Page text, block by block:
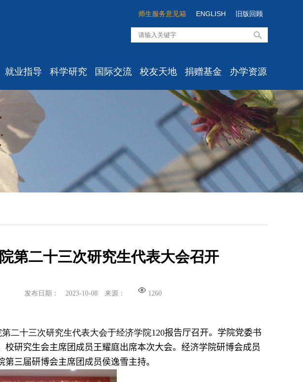
旧版回顾
ENGLISH
师生服务意见箱
就业指导 科学研究
专家观点
国际交流
出国出境
国际学生
办事流程
校友天地
校友组织
校友活动
校友风采
校友服务
校友心愿墙/留言板
捐赠基金
经院基金介绍
经院思想项目
经院学者项目
经院之光项目
经院发展项目
经院校友项目
办学资源
高级培训
资料室
实验中心
第二十三次研究生代表大会召开
发布日期： 2023-10-08 来源： 1260
二十三次研究生代表大会于经济学院120报告厅召开。学院党委书
研究生会主席团成员王耀庭出席本次大会。 经济学院研博会成员
三届研博会主席团成员侯逸雪主持。